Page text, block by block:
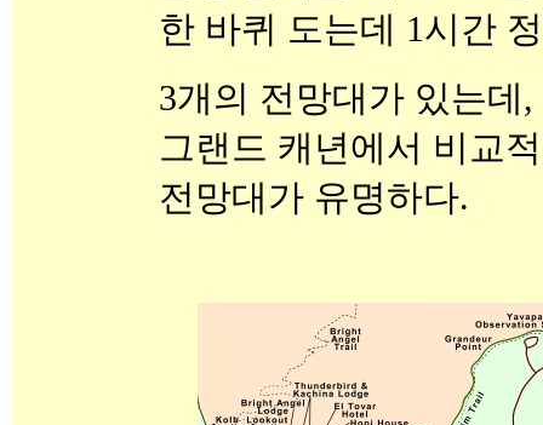
한 바퀴 도는데 1시간
3개의 전망대가 있는데,
그랜드 캐년에서 비교
전망대가 유명하다.